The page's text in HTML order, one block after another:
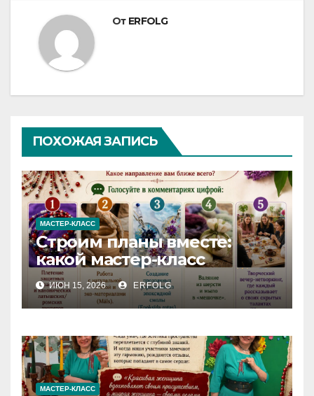
От ERFOLG
ПОХОЖАЯ ЗАПИСЬ
МАСТЕР-КЛАСС
Строим планы вместе:
какой мастер-класс
выберете именно вы?
ИЮН 15, 2026 ERFOLG
МАСТЕР-КЛАСС